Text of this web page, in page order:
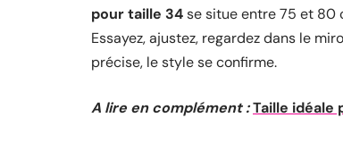
pour taille 34se situe entre 75 et 80
Essayez, ajustez, regardez dans le
précise, le style se confirme.
A lire en complément :Taille idéale